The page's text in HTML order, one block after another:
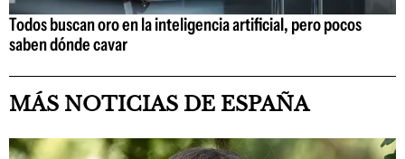
Todos buscan oro en la inteligencia artificial, pero pocos
saben dónde cavar
MÁS NOTICIAS DE ESPAÑA